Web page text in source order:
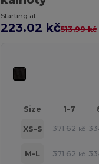
Starting at
223.02 kč513.99 kč
Size 1-7
XS-S 371.62 kč
M-L 371.62 kč